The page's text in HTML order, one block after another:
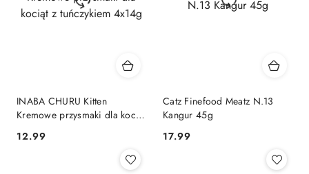
INABA CHURU Kitten
Kremowe przysmaki dla kociąt
Cena:
12.99
Catz Finefood Meatz N.13
Kangur 45g
Cena:
17.99